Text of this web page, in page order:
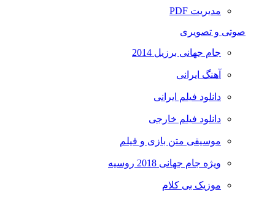
مدیریت PDF
صوتی و تصویری
جام جهانی برزیل 2014
آهنگ ایرانی
دانلود فیلم ایرانی
دانلود فیلم خارجی
موسیقی متن بازی و فیلم
ویژه جام جهانی 2018 روسیه
موزیک بی کلام